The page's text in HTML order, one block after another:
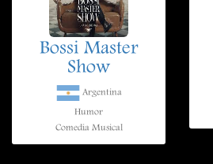
Bossi Master
Show
Argentina
Humor
Comedia Musical